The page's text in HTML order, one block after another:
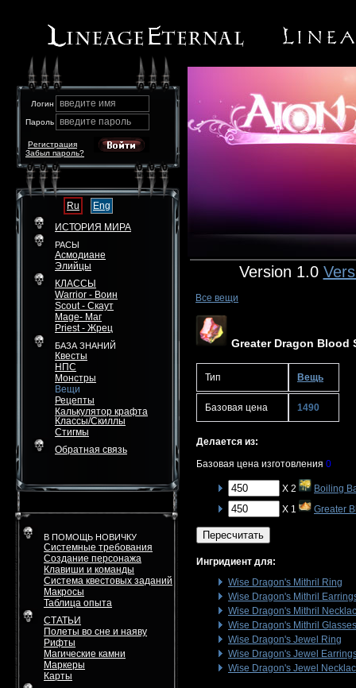
Логин введите имя
Пароль введите пароль
Забыл пароль?
Регистрация
Ru
Eng
ИСТОРИЯ МИРА
РАСЫ
Асмодиане
Элийцы
КЛАССЫ
Warrior - Воин
Scout - Скаут
Mage- Маг
Priest - Жрец
БАЗА ЗНАНИЙ
Квесты
НПС
Монстры
Вещи
Рецепты
Калькулятор крафта
Классы/Скиллы
Стигмы
Обратная связь
В ПОМОЩЬ НОВИЧКУ
Системные требования
Создание персонажа
Клавиши и команды
Система квестовых заданий
Макросы
Таблица опыта
СТАТЬИ
Полеты во сне и наяву
Рифты
Магические камни
Маркеры
Карты
Version 1.0
Все вещи
Greater Dragon Blood
Тип Вещь
Базовая цена 1490
Делается из:
Базовая цена изготовления 0
X 2
Boiling
X 1
Greater
Пересчитать
Ингридиент для:
Wise Dragon's Mithril Ring
Wise Dragon's Mithril
Wise Dragon's Mithril
Wise Dragon's Mithril Glasses
Wise Dragon's Jewel Ring
Wise Dragon's Jewel
Wise Dragon's Jewel